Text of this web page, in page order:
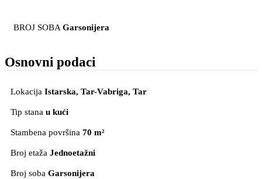
BROJ SOBA Garsonijera
Osnovni podaci
Lokacija Istarska, Tar-Vabriga, Tar
Tip stana u kući
Stambena površina 70 m²
Broj etaža Jednoetažni
Broj soba Garsonijera